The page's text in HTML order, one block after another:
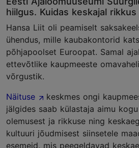
hiilgus. Kuidas keskajal
Hansa Liit oli peamiselt
ühendus, mille kaubakontorid
põhjapoolset Euroopat. Samal
ettevõtlike kaupmeeste
võrgustik.
Näituse
keskmes ongi
jälgides saab külastaja aimu
olemusest ja rikkuse ning
kultuuri jõudmisest siinsetele
esemeid, mis peegeldavad